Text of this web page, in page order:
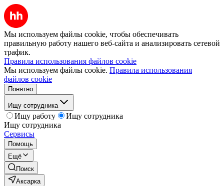
Мы используем файлы cookie, чтобы обеспечивать
правильную работу нашего веб-сайта и анализировать сетевой
трафик.
Правила использования файлов cookie
Мы используем файлы cookie. Правила использования
файлов cookie
Понятно
Ищу сотрудника
Ищу работу
Ищу сотрудника
Ищу сотрудника
Сервисы
Помощь
Ещё
Поиск
Аксарка